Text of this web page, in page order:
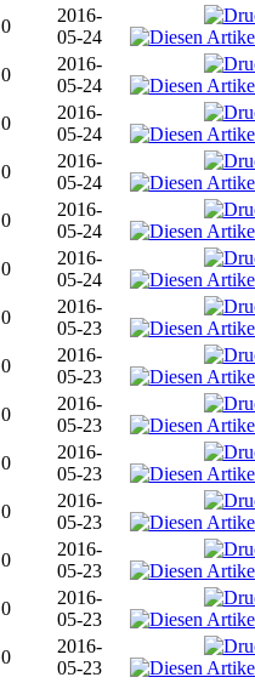
0
2016-
05-24
0
2016-
05-24
0
2016-
05-24
0
2016-
05-24
0
2016-
05-24
0
2016-
05-24
0
2016-
05-23
0
2016-
05-23
0
2016-
05-23
0
2016-
05-23
0
2016-
05-23
0
2016-
05-23
0
2016-
05-23
0
2016-
05-23